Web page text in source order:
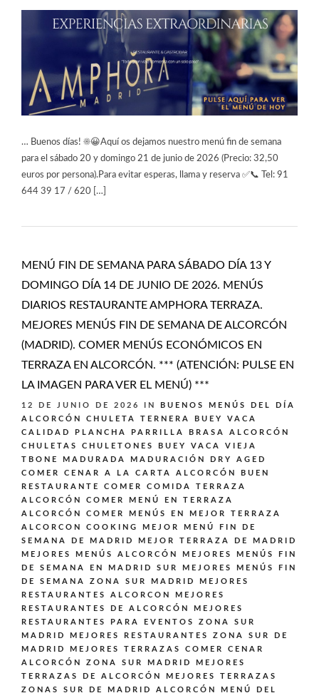
… Buenos días! ☀️😀Aquí os dejamos nuestro menú fin de semana
para el sábado 20 y domingo 21 de junio de 2026 (Precio: 32,50
euros por persona).Para evitar esperas, llama y reserva ✅📞 Tel: 91
644 39 17 / 620 […]
MENÚ FIN DE SEMANA PARA SÁBADO DÍA 13 Y
DOMINGO DÍA 14 DE JUNIO DE 2026. MENÚS
DIARIOS RESTAURANTE AMPHORA TERRAZA.
MEJORES MENÚS FIN DE SEMANA DE ALCORCÓN
(MADRID). COMER MENÚS ECONÓMICOS EN
TERRAZA EN ALCORCÓN. *** (ATENCIÓN: PULSE EN
LA IMAGEN PARA VER EL MENÚ) ***
12 DE JUNIO DE 2026 IN
BUENOS MENÚS DEL DÍA
ALCORCÓN
CHULETA TERNERA BUEY VACA
CALIDAD PLANCHA PARRILLA BRASA ALCORCÓN
CHULETAS CHULETONES BUEY VACA VIEJA
TBONE MADURADA MADURACIÓN DRY AGED
COMER CENAR A LA CARTA ALCORCÓN BUEN
RESTAURANTE
COMER COMIDA TERRAZA
ALCORCÓN
COMER MENÚ EN TERRAZA
ALCORCÓN
COMER MENÚS EN MEJOR TERRAZA
ALCORCON
COOKING
MEJOR MENÚ FIN DE
SEMANA DE MADRID
MEJOR TERRAZA DE MADRID
MEJORES MENÚS ALCORCÓN
MEJORES MENÚS FIN
DE SEMANA EN MADRID SUR
MEJORES MENÚS FIN
DE SEMANA ZONA SUR MADRID
MEJORES
RESTAURANTES ALCORCON
MEJORES
RESTAURANTES DE ALCORCÓN
MEJORES
RESTAURANTES PARA EVENTOS ZONA SUR
MADRID
MEJORES RESTAURANTES ZONA SUR DE
MADRID
MEJORES TERRAZAS COMER CENAR
ALCORCÓN ZONA SUR MADRID
MEJORES
TERRAZAS DE ALCORCÓN
MEJORES TERRAZAS
ZONAS SUR DE MADRID ALCORCÓN
MENÚ DEL